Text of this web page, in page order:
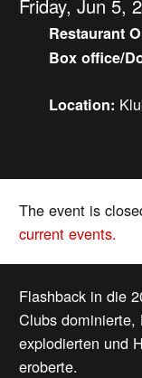
Friday, Jun 5,
Restaurant
Box office/
Location:
The event is
current events.
Flashback in die
Clubs dominierte,
explodierten und
eroberte.